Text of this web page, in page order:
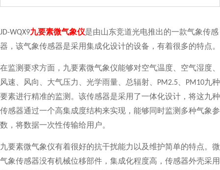
JD-WQX9九要素微气象仪是由山东竞道光电推出的一款气象传感
器，该气象传感器是采用集成化设计的设备，有着很多的特点。
在监测要求方面，九要素微气象仪能够对空气温度、空气湿度、
风速、风向、大气压力、光学雨量、总辐射、
PM2.5 PM10九种
要素进行精准的监测。该传感器是采用了一体化设计，将这九种
传感器通过一个高集成度结构来实现，能够同时监测多种气象参
数，将数据一次性传输给用户。
九要素微气象仪有着很好的抗干扰能力以及维护简单的特点。微
气象传感器没有机械位移部件，集成化程度高，传感器外壳采用